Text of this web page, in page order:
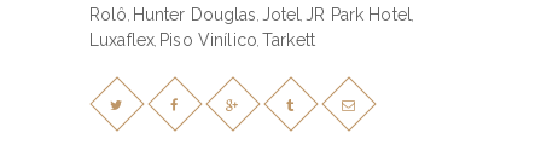
Rolô Hunter Douglas Jotel JR Park Hotel
Luxaflex Piso Vinílico Tarkett